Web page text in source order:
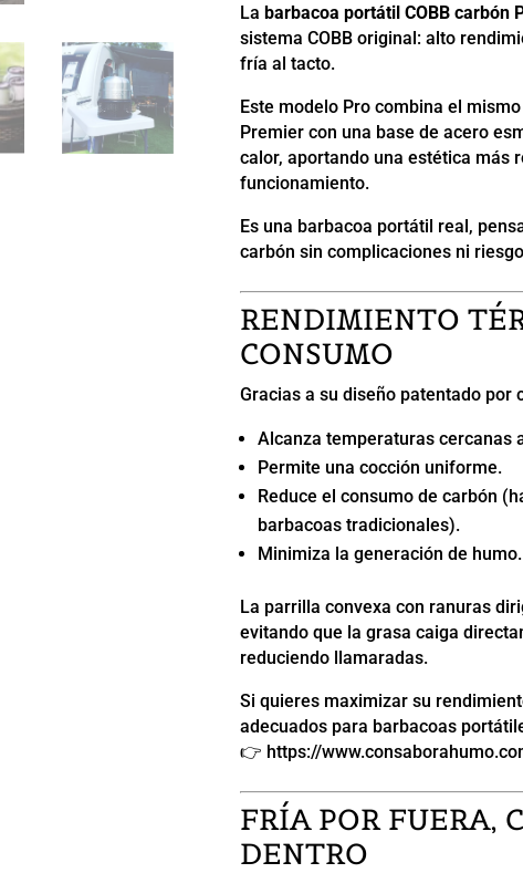
La barbacoa portátil COBB carbón
sistema COBB original: alto
fría al tacto.
Este modelo Pro combina el
Premier con una base de acero
calor, aportando una estética más
funcionamiento.
Es una barbacoa portátil real,
carbón sin complicaciones ni
RENDIMIENTO
CONSUMO
Gracias a su diseño patentado por
Alcanza temperaturas cercanas
Permite una cocción uniforme.
Reduce el consumo de carbón
barbacoas tradicionales).
Minimiza la generación de humo.
La parrilla convexa con ranuras
evitando que la grasa caiga
reduciendo llamaradas.
Si quieres maximizar su
adecuados para barbacoas
👉 https://
FRÍA POR FUERA,
DENTRO